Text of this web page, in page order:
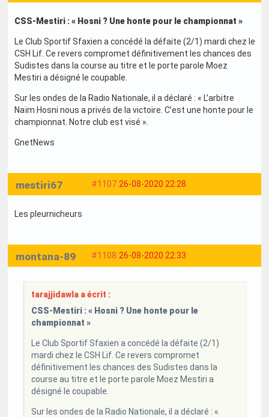
CSS-Mestiri : « Hosni ? Une honte pour le championnat »
Le Club Sportif Sfaxien a concédé la défaite (2/1) mardi chez le
CSH Lif. Ce revers compromet définitivement les chances des
Sudistes dans la course au titre et le porte parole Moez
Mestiri a désigné le coupable.
Sur les ondes de la Radio Nationale, il a déclaré : « L’arbitre
Naïm Hosni nous a privés de la victoire. C’est une honte pour le
championnat. Notre club est visé ».
GnetNews
#1107 26-08-2020 22:28
mestiri67
Les pleurnicheurs
#1108 26-08-2020 22:33
montana-89
tarajjidawla a écrit :
CSS-Mestiri : « Hosni ? Une honte pour le
championnat »
Le Club Sportif Sfaxien a concédé la défaite (2/1)
mardi chez le CSH Lif. Ce revers compromet
définitivement les chances des Sudistes dans la
course au titre et le porte parole Moez Mestiri a
désigné le coupable.
Sur les ondes de la Radio Nationale, il a déclaré : «